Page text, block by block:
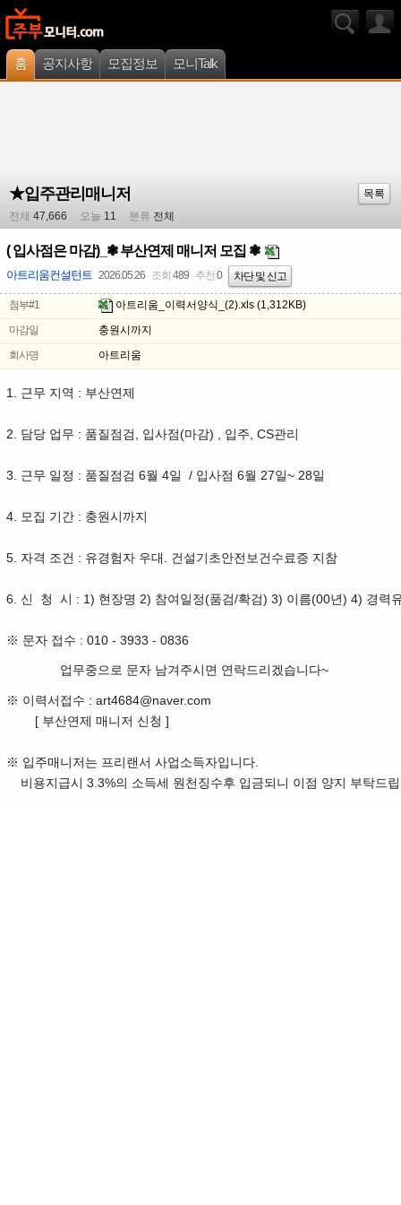
홈 공지사항 모집정보 모니Talk
★입주관리매니저
목록
전체 47,666 오늘 11 분류 전체
( 입사점은 마감)_❃ 부산연제 매니저 모집 ❃
아트리움컨설턴트 2026.05.26 조회 489 추천 0 차단 및 신고
첨부#1 아트리움_이력서양식_(2).xls (1,312KB)
마감일
충원시까지
회사명
아트리움
1. 근무 지역 : 부산연제
2. 담당 업무 : 품질점검, 입사점(마감) , 입주, CS관리
3. 근무 일정 : 품질점검 6월 4일 / 입사점 6월 27일~ 28일
4. 모집 기간 : 충원시까지
5. 자격 조건 : 유경험자 우대. 건설기초안전보건수료증 지참
6. 신 청 시 : 1) 현장명 2) 참여일정(품검/확검) 3) 이름(00년) 4) 경력
※ 문자 접수 : 010 - 3933 - 0836
업무중으로 문자 남겨주시면 연락드리겠습니다~
※ 이력서접수 : art4684@naver.com
[ 부산연제 매니저 신청 ]
※ 입주매니저는 프리랜서 사업소득자입니다.
비용지급시 3.3%의 소득세 원천징수후 입금되니 이점 양지 부탁드